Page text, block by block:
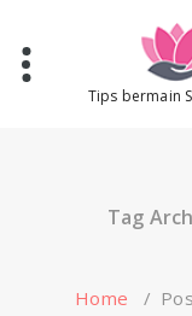
content
Tips bermain
Tag
Home /